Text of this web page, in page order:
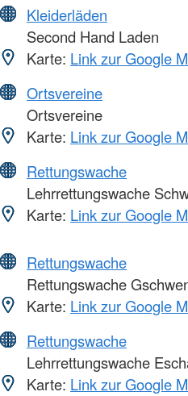
Kleiderläden
Second Hand Laden
Karte: Link zur Google
Ortsvereine
Ortsvereine
Karte: Link zur Google
Rettungswache
Lehrrettungswache
Karte: Link zur Google
Rettungswache
Rettungswache
Karte: Link zur Google
Rettungswache
Lehrrettungswache
Karte: Link zur Google